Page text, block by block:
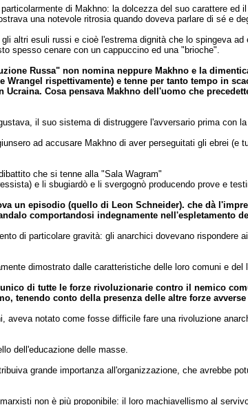
di Makhno: la dolcezza del suo carattere
una notevole ritrosia quando doveva parlare di sé e
altri esuli russi e cioè l'estrema dignità che lo spingeva
spesso cenare con un cappuccino ed una "brioche".
Russa" non nomina neppure Makhno e la
rispettivamente) e tenne per tanto tempo in
Cosa pensava Makhno dell'uomo che
il suo sistema di distruggere l'avversario prima con
ad accusare Makhno di aver perseguitati gli ebrei (e
che si tenne alla "Sala Wagram"
e li sbugiardò e li svergognò producendo prove e
un episodio (quello di Leon Schneider). che dà
comportandosi indegnamente nell'espletamento
di particolare gravità: gli anarchici dovevano
dimostrato dalle caratteristiche delle loro comuni e
di tutte le forze rivoluzionarie contro il nemico
tenendo conto della presenza delle altre forze
aveva notato come fosse difficile fare una rivoluzione
dell'educazione delle masse.
grande importanza all'organizzazione, che avrebbe
non è più proponibile: il loro machiavellismo al